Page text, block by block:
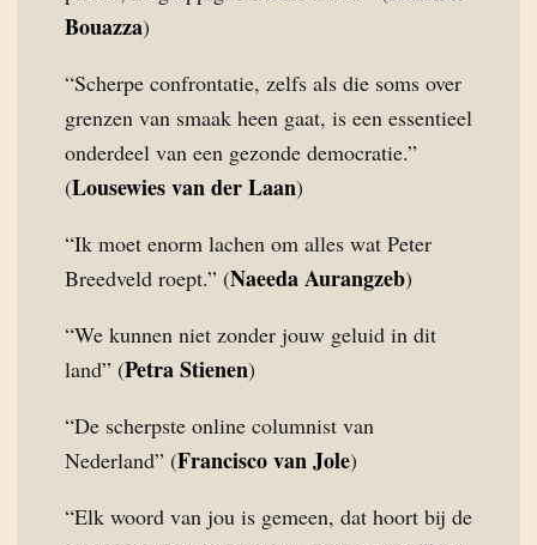
Bouazza)
“Scherpe confrontatie, zelfs als die soms over
grenzen van smaak heen gaat, is een essentieel
onderdeel van een gezonde democratie.”
(Lousewies van der Laan)
“Ik moet enorm lachen om alles wat Peter
Breedveld roept.” (Naeeda Aurangzeb)
“We kunnen niet zonder jouw geluid in dit
land” (Petra Stienen)
“De scherpste online columnist van
Nederland” (Francisco van Jole)
“Elk woord van jou is gemeen, dat hoort bij de